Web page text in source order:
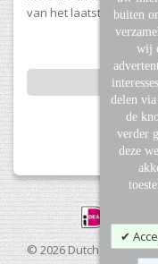
van het laatste nieuws
onze
nieuwsbrief
© 2026 Dutch Gun
buiten
wij
delen
de
verder
deze